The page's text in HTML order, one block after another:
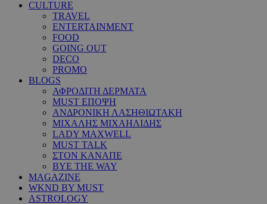
CULTURE
TRAVEL
ENTERTAINMENT
FOOD
GOING OUT
DECO
PROMO
BLOGS
ΑΦΡΟΔΙΤΗ ΔΕΡΜΑΤΑ
MUST ΕΠΟΨΗ
ΑΝΔΡΟΝΙΚΗ ΛΑΣΗΘΙΩΤΑΚΗ
ΜΙΧΑΛΗΣ ΜΙΧΑΗΛΙΔΗΣ
LADY MAXWELL
MUST TALK
ΣΤΟΝ ΚΑΝΑΠΕ
BYE THE WAY
MAGAZINE
WKND BY MUST
ASTROLOGY